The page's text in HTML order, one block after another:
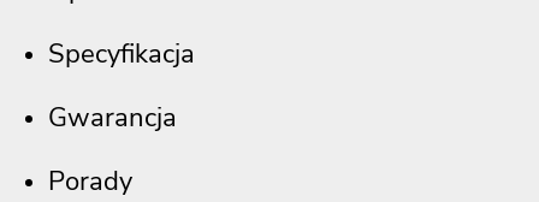
Specyfikacja
Gwarancja
Porady